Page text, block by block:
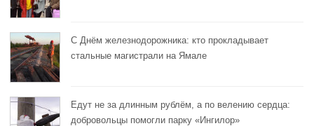
С Днём железнодорожника: кто прокладывает
стальные магистрали на Ямале
Едут не за длинным рублём, а по велению сердца:
добровольцы помогли парку «Ингилор»